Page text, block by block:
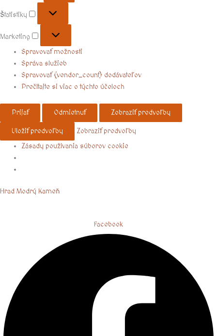
Štatistiky
Marketing
Spravovať možnosti
Správa služieb
Spravovať {vendor_count} dodávateľov
Prečítajte si viac o týchto účeloch
Prijať Odmietnuť Zobraziť predvoľby
Uložiť predvoľby
Zobraziť predvoľby
Zásady používania súborov cookie
Hrad Modrý Kameň
Facebook
Menu